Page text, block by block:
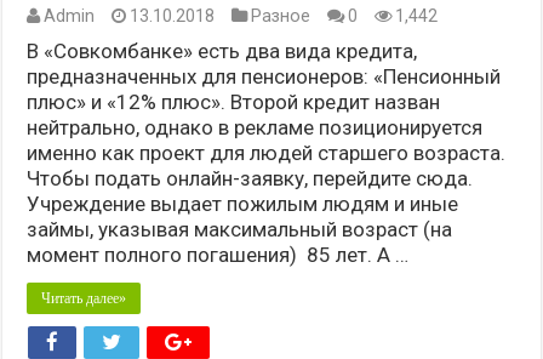
Admin 13.10.2018 Разное 0 1,442
В «Совкомбанке» есть два вида кредита,
предназначенных для пенсионеров: «Пенсионный
плюс» и «12% плюс». Второй кредит назван
нейтрально, однако в рекламе позиционируется
именно как проект для людей старшего возраста.
Чтобы подать онлайн-заявку, перейдите сюда.
Учреждение выдает пожилым людям и иные
займы, указывая максимальный возраст (на
момент полного погашения) 85 лет. А …
Читать далее»